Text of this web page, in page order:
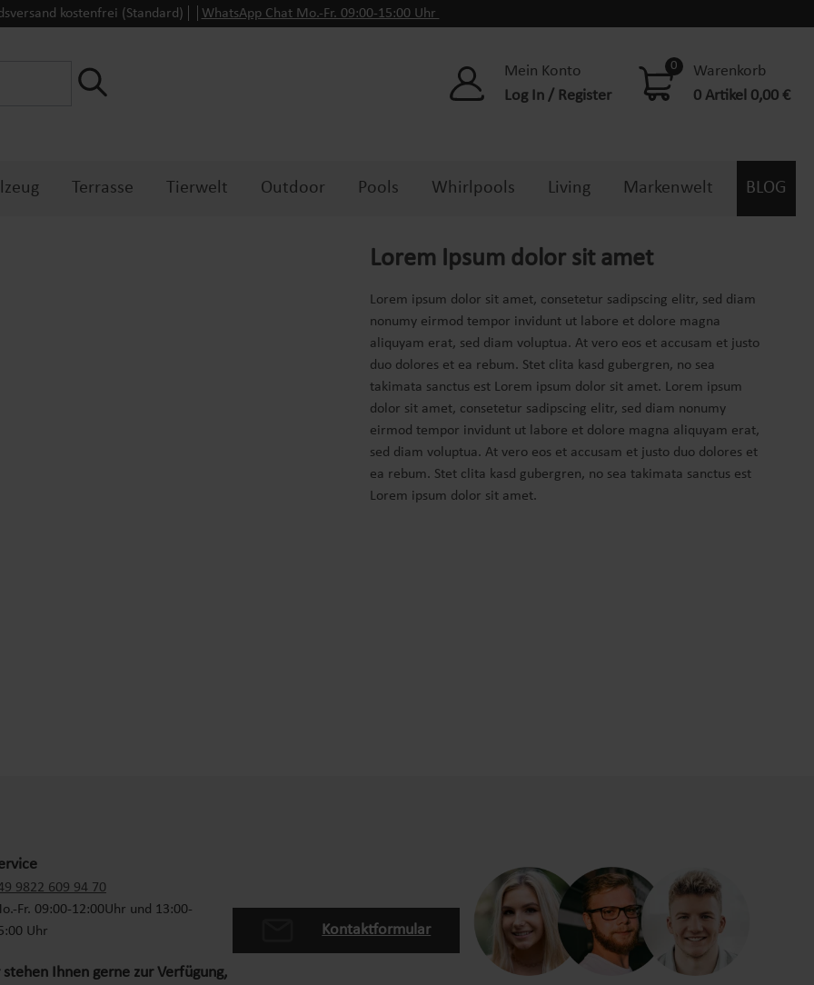
kostenfrei (Standard) WhatsApp Chat Mo.-Fr. 09:00-15:00 Uhr
Mein Konto
Log In / Register
0
Warenkorb
0 Artikel 0,00 €
Terrasse Tierwelt Outdoor Pools Whirlpools Living Markenwelt BLOG
Lorem Ipsum dolor sit amet
Lorem ipsum dolor sit amet, consetetur sadipscing elitr, sed diam
nonumy eirmod tempor invidunt ut labore et dolore magna
aliquyam erat, sed diam voluptua. At vero eos et accusam et justo
duo dolores et ea rebum. Stet clita kasd gubergren, no sea
takimata sanctus est Lorem ipsum dolor sit amet. Lorem ipsum
dolor sit amet, consetetur sadipscing elitr, sed diam nonumy
eirmod tempor invidunt ut labore et dolore magna aliquyam erat,
sed diam voluptua. At vero eos et accusam et justo duo dolores et
ea rebum. Stet clita kasd gubergren, no sea takimata sanctus est
Lorem ipsum dolor sit amet.
9822 609 94 70
Fr. 09:00-12:00Uhr und 13:00-
Uhr
Ihnen gerne zur Verfügung,
Kontaktformular